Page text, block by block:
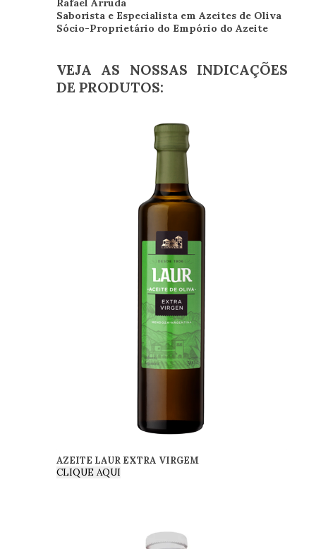
Rafael Arruda
Saborista e Especialista em Azeites de Oliva
Sócio-Proprietário do Empório do Azeite
VEJA AS NOSSAS INDICAÇÕES
DE PRODUTOS:
AZEITE LAUR EXTRA VIRGEM